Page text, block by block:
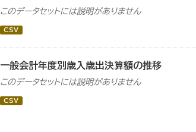
このデータセットには説明がありません
CSV
一般会計年度別歳入歳出決算額の推移
このデータセットには説明がありません
CSV